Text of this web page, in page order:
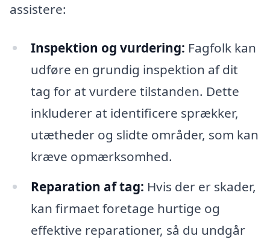
assistere:
Inspektion og vurdering: Fagfolk kan
udføre en grundig inspektion af dit
tag for at vurdere tilstanden. Dette
inkluderer at identificere sprækker,
utætheder og slidte områder, som kan
kræve opmærksomhed.
Reparation af tag: Hvis der er skader,
kan firmaet foretage hurtige og
effektive reparationer, så du undgår